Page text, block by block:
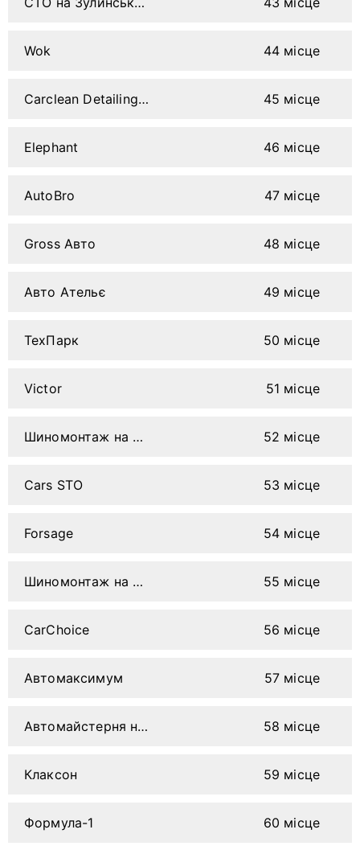
Wok 44 місце
Carclean Detailing Studio 45 місце
Elephant 46 місце
AutoBro 47 місце
Gross Авто 48 місце
Авто Ательє 49 місце
ТехПарк 50 місце
Victor 51 місце
Шиномонтаж на Скалецького 52 місце
Cars STO 53 місце
Forsage 54 місце
Шиномонтаж на Шевченка 55 місце
CarChoice 56 місце
Автомаксимум 57 місце
Автомайстерня на Бучми 58 місце
Клаксон 59 місце
Формула-1 60 місце